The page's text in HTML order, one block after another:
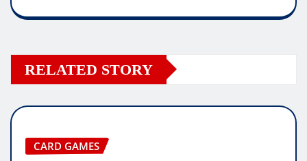
RELATED STORY
CARD GAMES